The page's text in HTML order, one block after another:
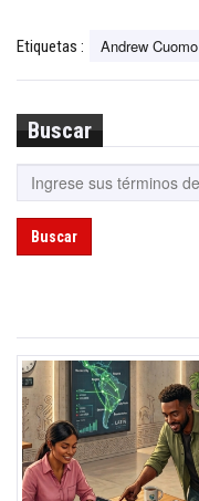
Etiquetas : Andrew Cuomo
Buscar
Buscar